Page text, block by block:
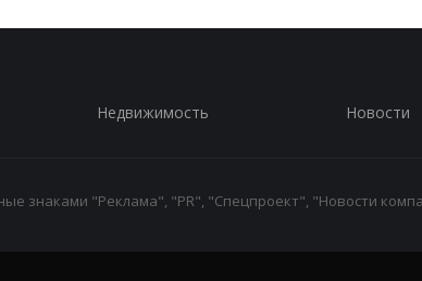
Недвижимость Новости
знаками "Реклама", "PR", "Спецпроект", "Новости